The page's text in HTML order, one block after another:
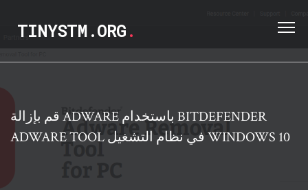
TINYSTM.ORG.
قم بإزالة ADWARE باستخدام BITDEFENDER
ADWARE TOOL في نظام التشغيل WINDOWS 10